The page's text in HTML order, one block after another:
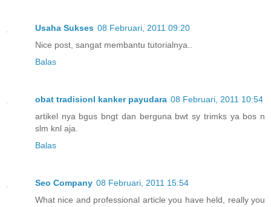
Usaha Sukses 08 Februari, 2011 09:20
Nice post, sangat membantu tutorialnya..
Balas
obat tradisionl kanker payudara 08 Februari, 2011 10:54
artikel nya bgus bngt dan berguna bwt sy trimks ya bos n
slm knl aja.
Balas
Seo Company 08 Februari, 2011 15:54
What nice and professional article you have held, really you